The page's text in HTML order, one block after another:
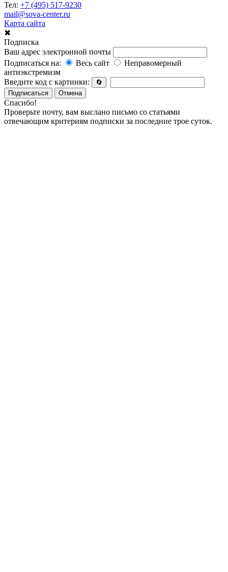
Тел: +7 (495) 517-9230
mail@sova-center.ru
Карта сайта
✖
Подписка
Ваш адрес электронной почты
Подписаться на:
Весь сайт
Неправомерный
антиэкстремизм
Введите код с картинки:
🔄
Подписаться
Отмена
Спасибо!
Проверьте почту, вам выслано письмо со статьями
отвечающим критериям подписки за последние трое суток.